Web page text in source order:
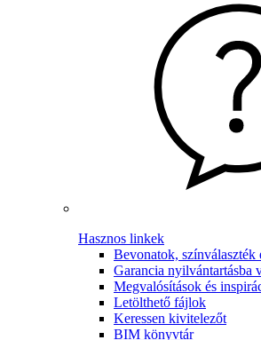
Hasznos linkek
Bevonatok, színválaszték
Garancia nyilvántartásba
Megvalósítások és
Letölthető fájlok
Keressen kivitelezőt
BIM könyvtár